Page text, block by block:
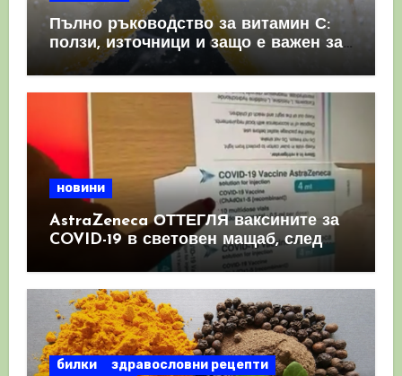
Пълно ръководство за витамин С:
ползи, източници и защо е важен за
имунната система
новини
AstraZeneca ОТТЕГЛЯ ваксините за
COVID-19 в световен мащаб, след
като призна, че те причиняват
КРЪВНИ съсиреци
билки
здравословни рецепти